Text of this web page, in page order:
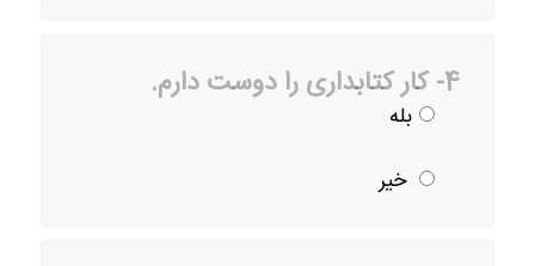
4- کار کتابداری را دوست دارم.
بله
خیر